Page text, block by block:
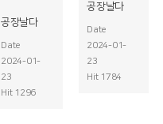
공장날다
Date
2024-01-
23
Hit 1296
공장날다
Date
2024-01-
23
Hit 1784